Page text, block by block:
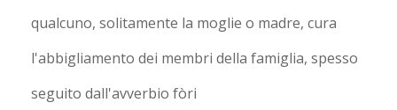
qualcuno, solitamente la moglie o madre, cura
l'abbigliamento dei membri della famiglia, spesso
seguito dall'avverbio fòri